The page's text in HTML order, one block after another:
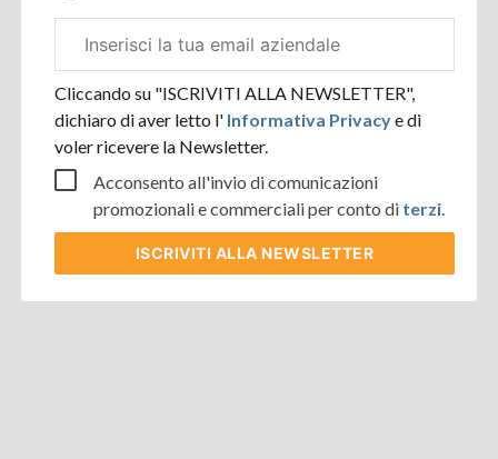
aziendale
Cliccando su "ISCRIVITI ALLA NEWSLETTER",
dichiaro di aver letto l' Informativa Privacye di
voler ricevere la Newsletter.
Acconsento all'invio di comunicazioni
promozionali e commerciali per conto di terzi.
ISCRIVITI ALLA NEWSLETTER